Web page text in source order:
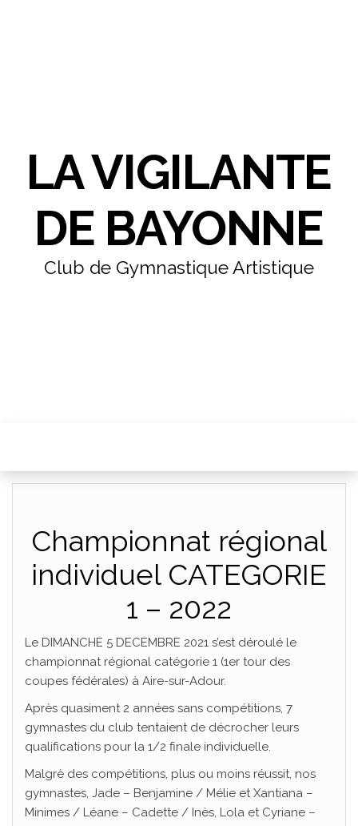
LA VIGILANTE
DE BAYONNE
Club de Gymnastique Artistique
Championnat régional
individuel CATEGORIE
1 – 2022
Le DIMANCHE 5 DECEMBRE 2021 s’est déroulé le
championnat régional catégorie 1 (1er tour des
coupes fédérales) à Aire-sur-Adour.
Après quasiment 2 années sans compétitions, 7
gymnastes du club tentaient de décrocher leurs
qualifications pour la 1/2 finale individuelle.
Malgrè des compétitions, plus ou moins réussit, nos
gymnastes, Jade – Benjamine / Mélie et Xantiana –
Minimes / Léane – Cadette / Inès, Lola et Cyriane –